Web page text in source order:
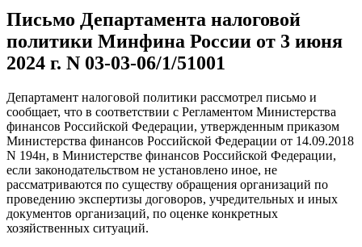
Письмо Департамента налоговой
политики Минфина России от 3 июня
2024 г. N 03-03-06/1/51001
Департамент налоговой политики рассмотрел письмо и
сообщает, что в соответствии с Регламентом Министерства
финансов Российской Федерации, утвержденным приказом
Министерства финансов Российской Федерации от 14.09.2018
N 194н, в Министерстве финансов Российской Федерации,
если законодательством не установлено иное, не
рассматриваются по существу обращения организаций по
проведению экспертизы договоров, учредительных и иных
документов организаций, по оценке конкретных
хозяйственных ситуаций.